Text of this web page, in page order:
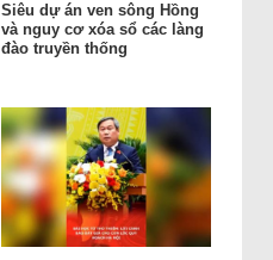
Siêu dự án ven sông Hồng
và nguy cơ xóa sổ các làng
đào truyền thống